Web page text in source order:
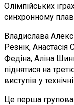
Олімпійських
синхронному
Владислава
Резнік,
Федіна, Аліна
піднятися на
виступів у
Це перша групова